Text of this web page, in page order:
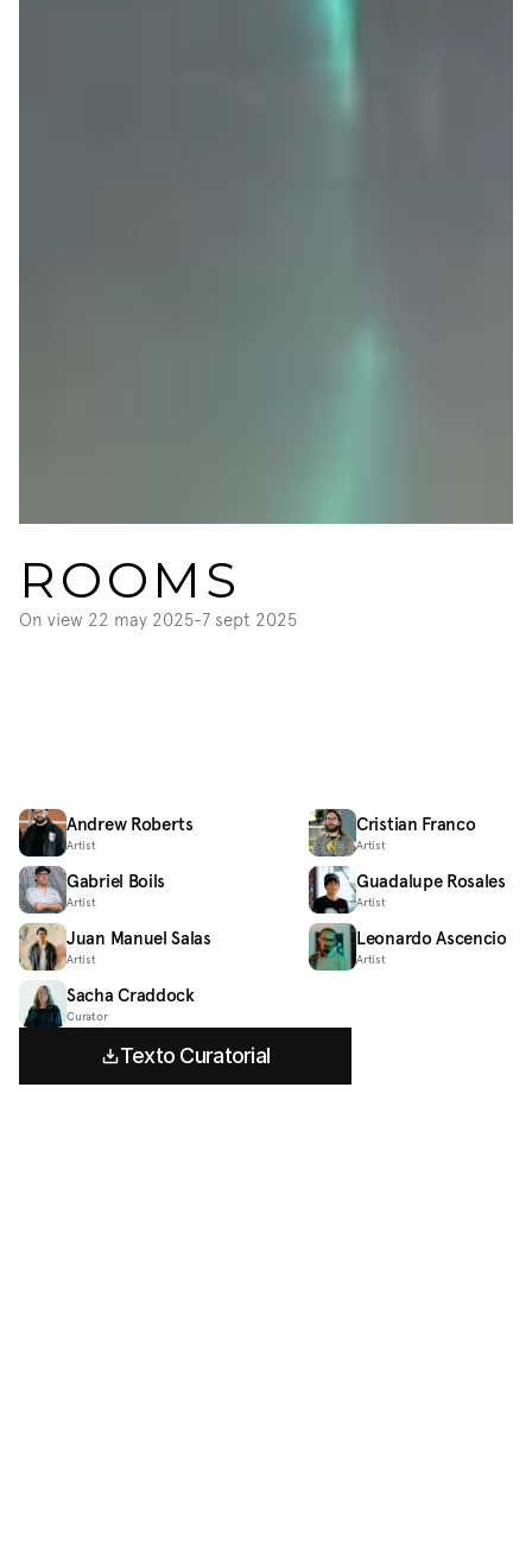
ROOMS
On view 22 may 2025-7 sept 2025
Andrew Roberts
Artist
Cristian Franco
Artist
Gabriel Boils
Artist
Guadalupe Rosales
Artist
Juan Manuel Salas
Artist
Leonardo Ascencio
Artist
Sacha Craddock
Curator
Texto Curatorial